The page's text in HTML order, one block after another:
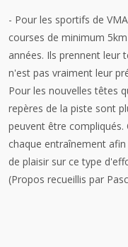
- Pour les sportifs de
courses de minimum
années. Ils prennent leur
n'est pas vraiment leur
Pour les nouvelles têtes
repères de la piste sont
peuvent être compliqués.
chaque entraînement
de plaisir sur ce type
(Propos recueillis par